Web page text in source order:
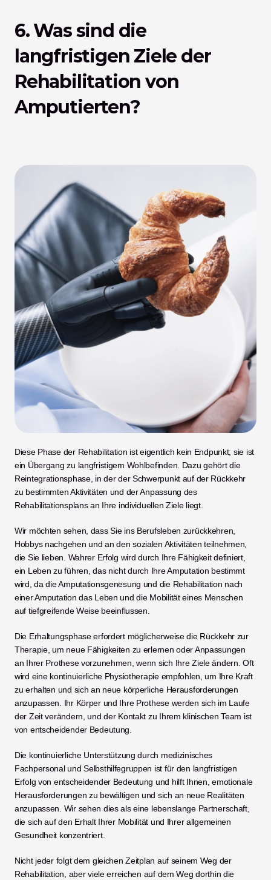
6. Was sind die
langfristigen Ziele der
Rehabilitation von
Amputierten?
Diese Phase der Rehabilitation ist eigentlich kein Endpunkt; sie ist
ein Übergang zu langfristigem Wohlbefinden. Dazu gehört die
Reintegrationsphase, in der der Schwerpunkt auf der Rückkehr
zu bestimmten Aktivitäten und der Anpassung des
Rehabilitationsplans an Ihre individuellen Ziele liegt.
Wir möchten sehen, dass Sie ins Berufsleben zurückkehren,
Hobbys nachgehen und an den sozialen Aktivitäten teilnehmen,
die Sie lieben. Wahrer Erfolg wird durch Ihre Fähigkeit definiert,
ein Leben zu führen, das nicht durch Ihre Amputation bestimmt
wird, da die Amputationsgenesung und die Rehabilitation nach
einer Amputation das Leben und die Mobilität eines Menschen
auf tiefgreifende Weise beeinflussen.
Die Erhaltungsphase erfordert möglicherweise die Rückkehr zur
Therapie, um neue Fähigkeiten zu erlernen oder Anpassungen
an Ihrer Prothese vorzunehmen, wenn sich Ihre Ziele ändern. Oft
wird eine kontinuierliche Physiotherapie empfohlen, um Ihre Kraft
zu erhalten und sich an neue körperliche Herausforderungen
anzupassen. Ihr Körper und Ihre Prothese werden sich im Laufe
der Zeit verändern, und der Kontakt zu Ihrem klinischen Team ist
von entscheidender Bedeutung.
Die kontinuierliche Unterstützung durch medizinisches
Fachpersonal und Selbsthilfegruppen ist für den langfristigen
Erfolg von entscheidender Bedeutung und hilft Ihnen, emotionale
Herausforderungen zu bewältigen und sich an neue Realitäten
anzupassen. Wir sehen dies als eine lebenslange Partnerschaft,
die sich auf den Erhalt Ihrer Mobilität und Ihrer allgemeinen
Gesundheit konzentriert.
Nicht jeder folgt dem gleichen Zeitplan auf seinem Weg der
Rehabilitation, aber viele erreichen auf dem Weg dorthin die